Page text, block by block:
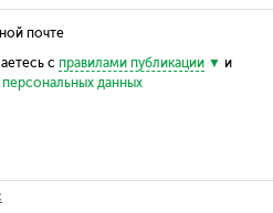
почте
с правилами публикации
и
данных